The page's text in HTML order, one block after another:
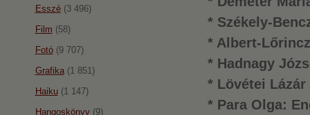
* Székely-
* Albert-
* Hadnagy
* Lövétei Lázár
* Para Olga:
Esszé(3 496)
Film (58)
Fotó(9 707)
Grafika(1 851)
Haiku(1 147)
Hangoskönyv(9)